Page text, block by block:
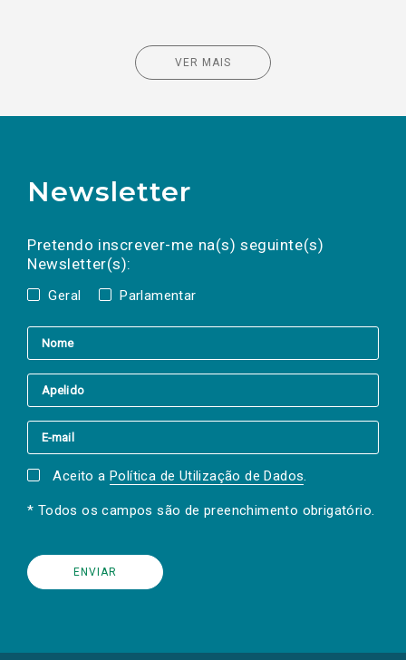
VER MAIS
Newsletter
Pretendo inscrever-me na(s) seguinte(s)
Newsletter(s):
Geral Parlamentar
a(s) newsletter(s).
mail
Aceito a Política de Utilização de Dados.
* Todos os campos são de preenchimento obrigatório.